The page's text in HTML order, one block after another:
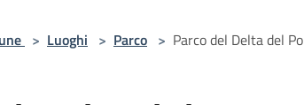
> Luoghi > Parco > Parco del Delta del Po